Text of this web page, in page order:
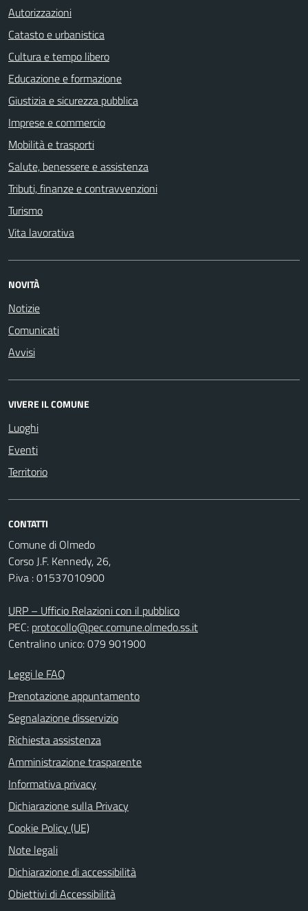
Autorizzazioni
Catasto e urbanistica
Cultura e tempo libero
Educazione e formazione
Giustizia e sicurezza pubblica
Imprese e commercio
Mobilità e trasporti
Salute, benessere e assistenza
Tributi, finanze e contravvenzioni
Turismo
Vita lavorativa
NOVITÀ
Notizie
Comunicati
Avvisi
VIVERE IL COMUNE
Luoghi
Eventi
Territorio
CONTATTI
Comune di Olmedo
Corso J.F. Kennedy, 26,
P.iva : 01537010900
URP – Ufficio Relazioni con il pubblico
PEC: protocollo@pec.comune.olmedo.ss.it
Centralino unico: 079 901900
Leggi le FAQ
Prenotazione appuntamento
Segnalazione disservizio
Richiesta assistenza
Amministrazione trasparente
Informativa privacy
Dichiarazione sulla Privacy
Cookie Policy (UE)
Note legali
Dichiarazione di accessibilità
Obiettivi di Accessibilità